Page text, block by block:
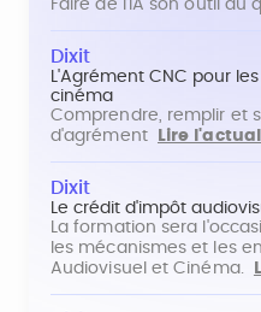
Faire de l'IA son outil au
Dixit
L'Agrément CNC pour
cinéma
Comprendre, remplir et
d'agrément
Lire
Dixit
Le crédit d'impôt
La formation sera
les mécanismes et les
Audiovisuel et Cinéma.